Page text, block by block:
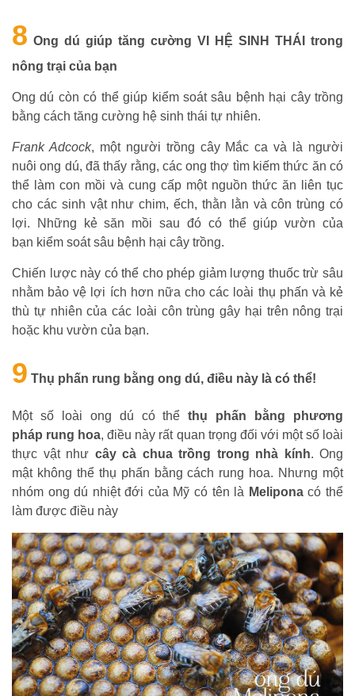
8 Ong dú giúp tăng cường VI HỆ SINH THÁI trong
nông trại của bạn
Ong dú còn có thể giúp kiểm soát sâu bệnh hại cây trồng
bằng cách tăng cường hệ sinh thái tự nhiên.
Frank Adcock, một người trồng cây Mắc ca và là người
nuôi ong dú, đã thấy rằng, các ong thợ tìm kiếm thức ăn có
thể làm con mồi và cung cấp một nguồn thức ăn liên tục
cho các sinh vật như chim, ếch, thằn lằn và côn trùng có
lợi.
Những kẻ săn mồi sau đó có thể giúp vườn của
bạn kiểm soát sâu bệnh hại cây trồng.
Chiến lược này có thể cho phép giảm lượng thuốc trừ sâu
nhằm bảo vệ lợi ích hơn nữa cho các loài thụ phấn và kẻ
thù tự nhiên của các loài côn trùng gây hại trên nông trại
hoặc khu vườn của bạn.
9 Thụ phấn rung bằng ong dú, điều này là có thể!
Một số loài ong dú có thểthụ phấn bằng phương
pháp rung hoa, điều này rất quan trọng đối với một số loài
thực vật như cây cà chua trồng trong nhà kính. Ong
mật không thể thụ phấn bằng cách rung hoa. Nhưng một
nhóm ong dú nhiệt đới của Mỹ có tên là Meliponacó thể
làm được điều này